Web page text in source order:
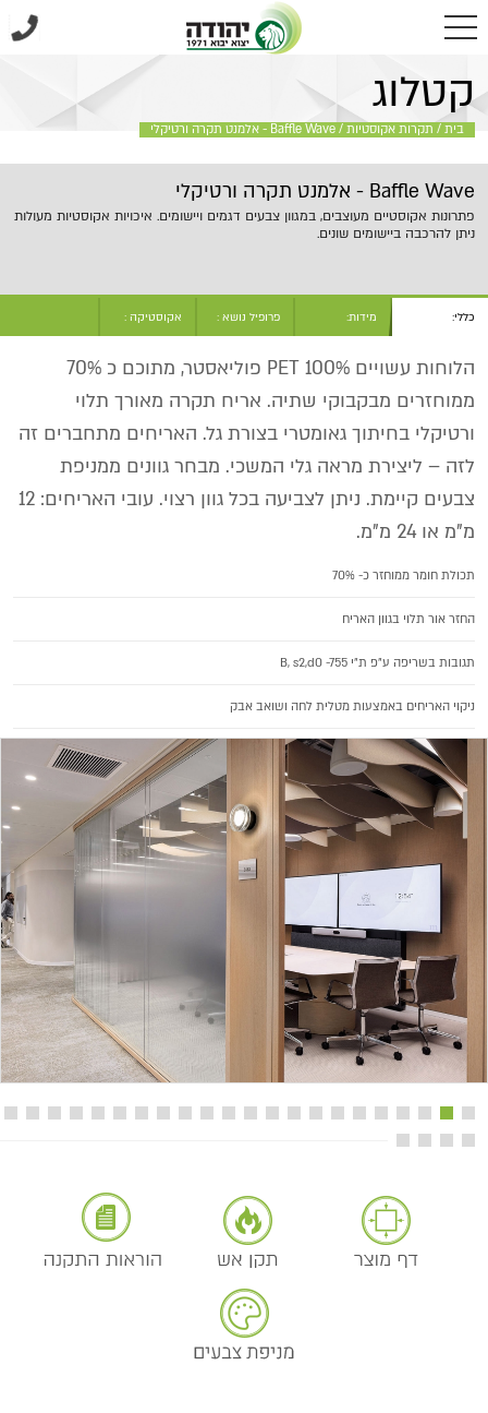
בית Baffle Wave - אלמנט תקרה ורטיקלי
קטלוג
בית / תקרות אקוסטיות / Baffle Wave - אלמנט תקרה ורטיקלי
Baffle Wave - אלמנט תקרה ורטיקלי
פתרונות אקוסטיים מעוצבים, במגוון צבעים דגמים ויישומים. איכויות אקוסטיות מעולות
ניתן להרכבה ביישומים שונים.
כללי: מידות: פרופיל נושא : אקוסטיקה :
הלוחות עשויים PET 100% פוליאסטר, מתוכם כ 70%
ממוחזרים מבקבוקי שתיה. אריח תקרה מאורך תלוי
ורטיקלי בחיתוך גאומטרי בצורת גל. האריחים מתחברים זה
לזה – ליצירת מראה גלי המשכי. מבחר גוונים ממניפת
צבעים קיימת. ניתן לצביעה בכל גוון רצוי. עובי האריחים: 12
מ"מ או 24 מ"מ.
תכולת חומר ממוחזר כ- 70%
החזר אור תלוי בגוון האריח
תגובות בשריפה ע"פ ת"י B, s2,d0 -755
ניקוי האריחים באמצעות מטלית לחה ושואב אבק